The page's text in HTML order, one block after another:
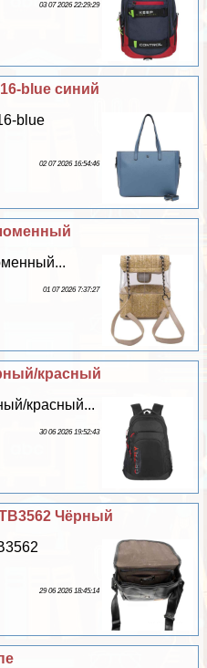
03 07 2026 22:29:29
blue синий
blue
02 07 2026 16:54:46
01 07 2026 7:37:27
красный
красный...
30 06 2026 19:52:43
Чёрный
29 06 2026 18:45:14